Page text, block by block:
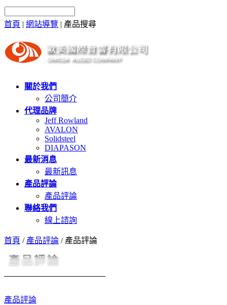
首頁 | 網站導覽 | 產品搜尋
關於我們
公司簡介
代理品牌
Jeff Rowland
AVALON
Solidsteel
DIAPASON
最新消息
最新訊息
產品評論
產品評論
聯絡我們
線上諮詢
首頁 / 產品評論 / 產品評論
產品評論